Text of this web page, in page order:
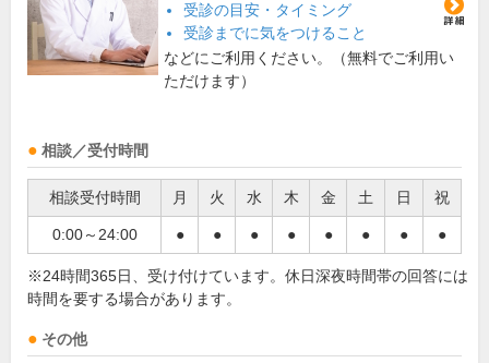
受診の目安・タイミング
受診までに気をつけること
などにご利用ください。（無料でご利用い
ただけます）
相談／受付時間
相談受付時間 月 火 水 木 金 土 日 祝
0:00～24:00 ● ● ● ● ● ● ● ●
※24時間365日、受け付けています。休日深夜時間帯の回答には
時間を要する場合があります。
その他